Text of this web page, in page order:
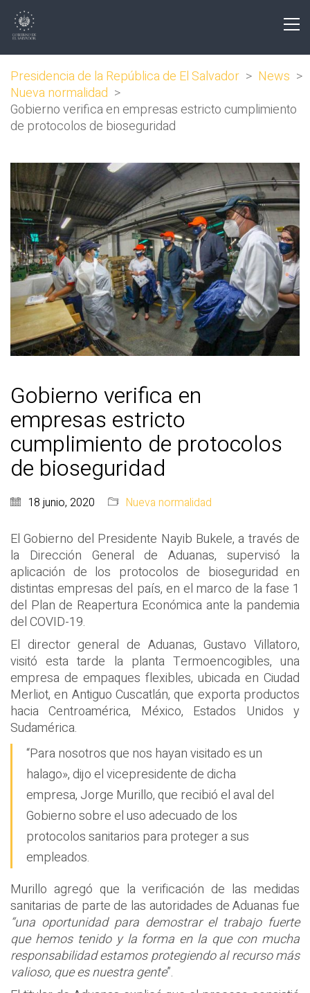
Presidencia de la República de El Salvador > News >
Nueva normalidad >
Gobierno verifica en empresas estricto cumplimiento
de protocolos de bioseguridad
Gobierno verifica en
empresas estricto
cumplimiento de protocolos
de bioseguridad
18 junio, 2020 Nueva normalidad
El Gobierno del Presidente Nayib Bukele, a través de
la Dirección General de Aduanas, supervisó la
aplicación de los protocolos de bioseguridad en
distintas empresas del país, en el marco de la fase 1
del Plan de Reapertura Económica ante la pandemia
del COVID-19.
El director general de Aduanas, Gustavo Villatoro,
visitó esta tarde la planta Termoencogibles, una
empresa de empaques flexibles, ubicada en Ciudad
Merliot, en Antiguo Cuscatlán, que exporta productos
hacia Centroamérica, México, Estados Unidos y
Sudamérica.
“Para nosotros que nos hayan visitado es un
halago», dijo el vicepresidente de dicha
empresa, Jorge Murillo, que recibió el aval del
Gobierno sobre el uso adecuado de los
protocolos sanitarios para proteger a sus
empleados.
Murillo agregó que la verificación de las medidas
sanitarias de parte de las autoridades de Aduanas fue
“una oportunidad para demostrar el trabajo fuerte
que hemos tenido y la forma en la que con mucha
responsabilidad estamos protegiendo al recurso más
valioso, que es nuestra gente”.